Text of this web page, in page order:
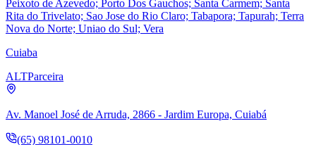
Peixoto de Azevedo; Porto Dos Gauchos; Santa Carmem; Santa
Rita do Trivelato; Sao Jose do Rio Claro; Tabapora; Tapurah; Terra
Nova do Norte; Uniao do Sul; Vera
Cuiaba
ALTParceira
Av. Manoel José de Arruda, 2866 - Jardim Europa, Cuiabá
(65) 98101-0010